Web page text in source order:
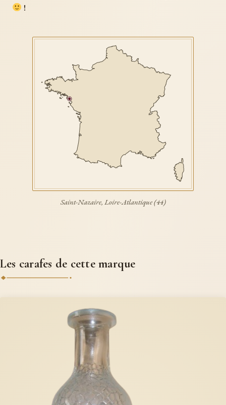
!
Saint-Nazaire, Loire-Atlantique (44)
Les carafes de cette marque